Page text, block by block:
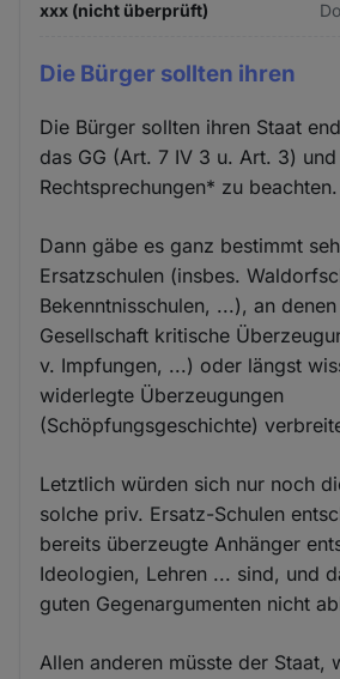
xxx (nicht überprüft)
Die Bürger sollten ihren
Die Bürger sollten ihren Staat
das GG (Art. 7 IV 3 u. Art. 3)
Rechtsprechungen* zu beachten.
Dann gäbe es ganz bestimmt
Ersatzschulen (insbes.
Bekenntnisschulen, ...), an
Gesellschaft kritische
v. Impfungen, ...) oder längst
widerlegte Überzeugungen
(Schöpfungsgeschichte)
Letztlich würden sich nur noch
solche priv. Ersatz-Schulen
bereits überzeugte Anhänger
Ideologien, Lehren ... sind, und
guten Gegenargumenten nicht
Allen anderen müsste der Staat,